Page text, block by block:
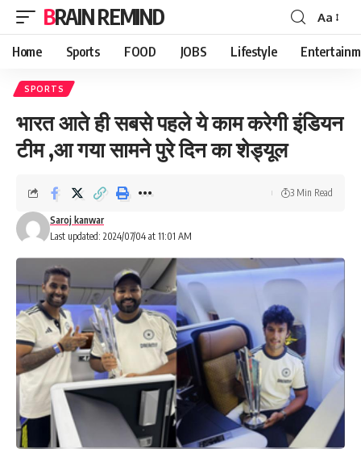
BRAIN REMIND
Font
Resizer
Aa
Home Sports FOOD JOBS Lifestyle
SPORTS
भारत आते ही सबसे पहले ये काम करेगी इंडियन
टीम ,आ गया सामने पुरे दिन का शेड्यूल
Last updated: 2024/07/04 at 11:01 AM
Saroj kanwar
3 Min Read